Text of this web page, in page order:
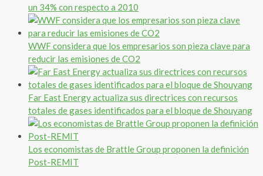
un 34% con respecto a 2010
WWF considera que los empresarios son pieza clave para
reducir las emisiones de CO2
Far East Energy actualiza sus directrices con recursos
totales de gases identificados para el bloque de Shouyang
Los economistas de Brattle Group proponen la definición
Post-REMIT